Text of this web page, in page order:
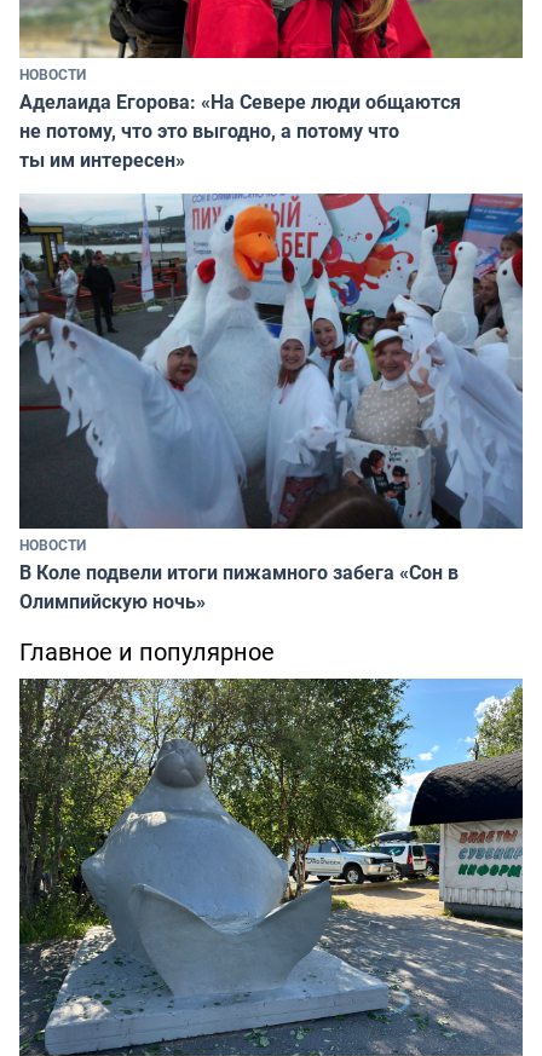
НОВОСТИ
Аделаида Егорова: «На Севере люди общаются
не потому, что это выгодно, а потому что
ты им интересен»
НОВОСТИ
В Коле подвели итоги пижамного забега «Сон в
Олимпийскую ночь»
Главное и популярное